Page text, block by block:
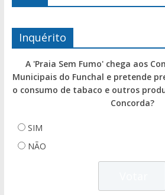
Inquérito
A 'Praia Sem Fumo' chega aos
Municipais do Funchal e pretende
o consumo de tabaco e outros
Concorda?
SIM
NÃO